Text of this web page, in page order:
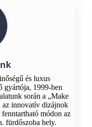
és luxus
gyártója, 1999-ben
során a „Make
innovatív dizájnok
fenntartható módon az
fürdőszoba hely.